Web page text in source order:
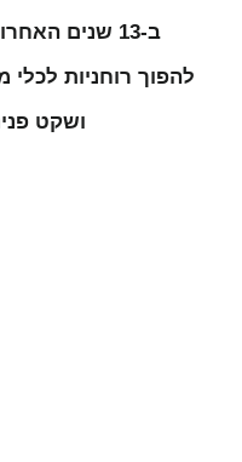
ב-13 שנים האחרונות עזרתי לאלפי אנשים
להפוך רוחניות לכלי
ושקט